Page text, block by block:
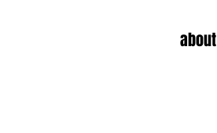
about